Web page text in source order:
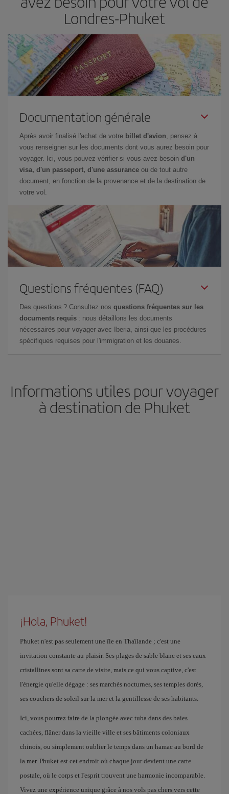
Londres-Phuket
Documentation générale
Après avoir finalisé l'achat de votre billet d'avion, pensez à
vous renseigner sur les documents dont vous aurez besoin pour
voyager. Ici, vous pouvez vérifier si vous avez besoin d'un
visa, d'un passeport, d'une assurance ou de tout autre
document, en fonction de la provenance et de la destination de
votre vol.
Questions fréquentes (FAQ)
Des questions ? Consultez nos questions fréquentes sur les
documents requis : nous détaillons les documents
nécessaires pour voyager avec Iberia, ainsi que les procédures
spécifiques requises pour l'immigration et les douanes.
Informations utiles pour voyager
à destination de Phuket
¡Hola, Phuket!
Phuket n'est pas seulement une île en Thaïlande ; c'est une
invitation constante au plaisir. Ses plages de sable blanc et ses eaux
cristallines sont sa carte de visite, mais ce qui vous captive, c'est
l'énergie qu'elle dégage : ses marchés nocturnes, ses temples dorés,
ses couchers de soleil sur la mer et la gentillesse de ses habitants.
Ici, vous pourrez faire de la plongée avec tuba dans des baies
cachées, flâner dans la vieille ville et ses bâtiments coloniaux
chinois, ou simplement oublier le temps dans un hamac au bord de
la mer. Phuket est cet endroit où chaque jour devient une carte
postale, où le corps et l'esprit trouvent une harmonie incomparable.
Vivez une expérience unique grâce à nos vols pas chers vers cette